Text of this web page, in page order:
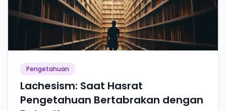
Pengetahuan
Lachesism: Saat Hasrat
Pengetahuan Bertabrakan dengan